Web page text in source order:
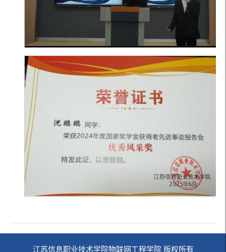
江苏信息职业技术学院物联网工程学院 版权所有